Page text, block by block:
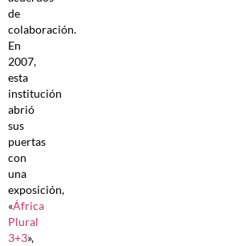
de
colaboración.
En
2007,
esta
institución
abrió
sus
puertas
con
una
exposición,
«África
Plural
3+3»,